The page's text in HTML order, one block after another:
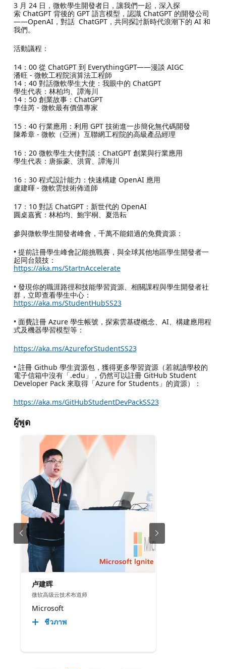
3 月 24 日，微軟學生開發者日，讓我們一起，深入探
索 ChatGPT 背後的 GPT 語言模型，認識 ChatGPT 的開發公司
——OpenAI，對話 ChatGPT，共同探討新時代浪潮下的 AI 和
我們。
活動議程：
14：00 從 ChatGPT 到 EverythingGPT——漫談 AIGC
潘旺 - 微軟工程院演算法工程師
14：40 對話微軟學生大使：我眼中的 ChatGPT
學生代表：林柏均、譚海川
14：50 創業故事：ChatGPT
李佳芮 - 微軟最有價值專家
15：40 行業應用：利用 GPT 技術進一步簡化無代碼開發
陳希章 - 微軟（亞洲）互聯網工程院的高級產品經理
16：20 微軟學生大使對談：ChatGPT 創業與行業應用
學生代表：唐振豪、洪霄、譚海川
16：30 程式設計能力：快速構建 OpenAI 應用
盧建暉 - 微軟雲技術佈道師
17：10 對話 ChatGPT：新世代的 OpenAI
圓桌嘉賓：林柏均、鮑宇桐、夏浩耘
參與微軟學生開發者峰會，千萬不能錯過的免費資源：
• 提前註冊學生峰會記能挑戰賽，與全球其他地區學生開發者一
起同台競技：
https://aka.ms/StartnAccelerate
• 發現你的職涯路徑和技能學習資源、相關課程與學生開發者社
群，立即查看學生中心：
https://aka.ms/StudentHubSS23
• 面費註冊 Azure 學生帳號，探索雲基礎概念、AI、構建應用程
式及機器學習模型等：
https://aka.ms/AzureforStudentSS23
• 註冊 Github 學生資源包，獲得更多學習資源（若就讀學校的
電子信箱中沒有「.edu」，仍然可以註冊 GitHub Student
Developer Pack 來取得「Azure for Students」的資源）：
https://aka.ms/GitHubStudentDevPackSS23
ผู้พูด
卢建晖
微软高级云技术布道师
Microsoft
ชีวภาพ